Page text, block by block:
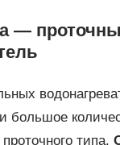
—
большое
типа.